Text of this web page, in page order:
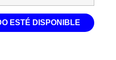
ESTÉ DISPONIBLE